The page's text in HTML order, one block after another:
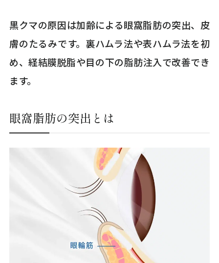
黒クマの原因は加齢による眼窩脂肪の突出、皮
膚のたるみです。裏ハムラ法や表ハムラ法を初
め、経結膜脱脂や目の下の脂肪注入で改善でき
ます。
眼窩脂肪の突出とは